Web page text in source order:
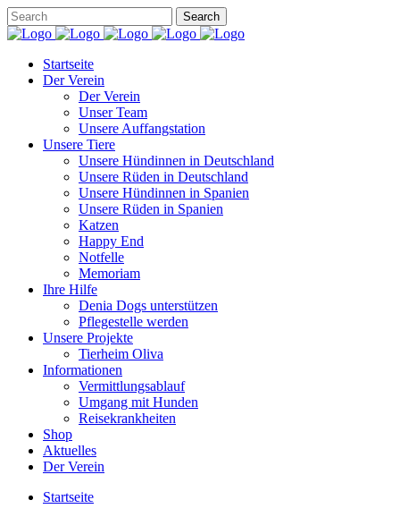
Startseite
Der Verein
Der Verein
Unser Team
Unsere Auffangstation
Unsere Tiere
Unsere Hündinnen in Deutschland
Unsere Rüden in Deutschland
Unsere Hündinnen in Spanien
Unsere Rüden in Spanien
Katzen
Happy End
Notfelle
Memoriam
Ihre Hilfe
Denia Dogs unterstützen
Pflegestelle werden
Unsere Projekte
Tierheim Oliva
Informationen
Vermittlungsablauf
Umgang mit Hunden
Reisekrankheiten
Shop
Aktuelles
Der Verein
Startseite